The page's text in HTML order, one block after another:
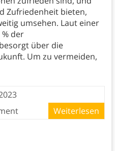
Zufriedenheit bieten,
umsehen. Laut einer
der
über die
Um zu vermeiden,
Weiterlesen